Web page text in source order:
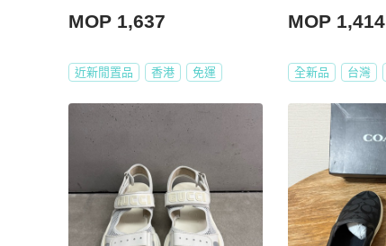
MOP 1,637
近新閒置品 香港 免運
MOP 1,414
全新品 台灣